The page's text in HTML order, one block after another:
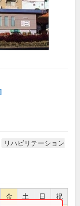
リハビリテーション
金 土 日 祝